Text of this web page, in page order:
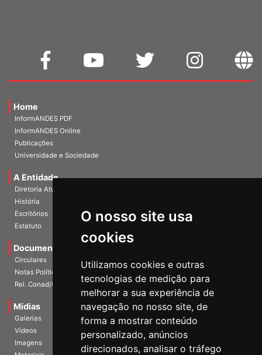
O nosso site usa
cookies
Utilizamos cookies e outras
tecnologias de medição para
melhorar a sua experiência de
navegação no nosso site, de
forma a mostrar conteúdo
personalizado, anúncios
direcionados, analisar o tráfego
Home
InformANDES PDF
InformANDES Online
Publicações
Universidade e Sociedade
A Entidade
Diretoria Atual
História
Escritórios
Estatuto
Documentos
Circulares
Notas Políticas
Rel. Conad/Congresso
Mídias
Galerias
Vídeos
Imagens